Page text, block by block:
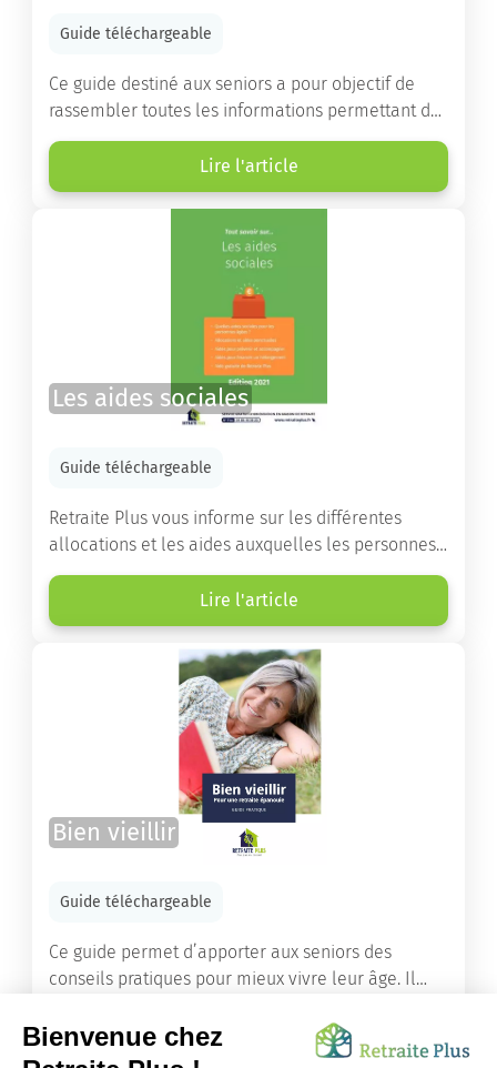
Guide téléchargeable
Ce guide destiné aux seniors a pour objectif de
rassembler toutes les informations permettant de
choisir la résidence services seniors adaptée.
Lire l'article
Les aides sociales
Guide téléchargeable
Retraite Plus vous informe sur les différentes
allocations et les aides auxquelles les personnes
âgées ont droit pour financer un séjour en maison
de retraite ou un maintien à domicile.
Lire l'article
Bien vieillir
Guide téléchargeable
Ce guide permet d’apporter aux seniors des
conseils pratiques pour mieux vivre leur âge. Il
améliorer sa santé grâce à l’alimentation...
Lire l'article